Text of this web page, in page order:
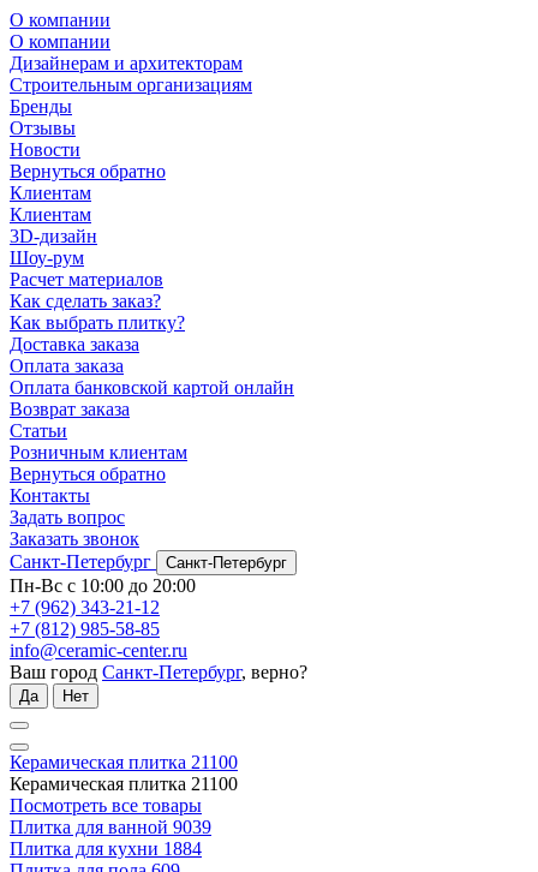
О компании
О компании
Дизайнерам и архитекторам
Строительным организациям
Бренды
Отзывы
Новости
Вернуться обратно
Клиентам
Клиентам
3D-дизайн
Шоу-рум
Расчет материалов
Как сделать заказ?
Как выбрать плитку?
Доставка заказа
Оплата заказа
Оплата банковской картой онлайн
Возврат заказа
Статьи
Розничным клиентам
Вернуться обратно
Контакты
Задать вопрос
Заказать звонок
Санкт-Петербург
Санкт-Петербург
Пн-Вс с 10:00 до 20:00
+7 (962) 343-21-12
+7 (812) 985-58-85
info@ceramic-center.ru
Ваш город Санкт-Петербург, верно?
Да Нет
Керамическая плитка 21100
Керамическая плитка 21100
Посмотреть все товары
Плитка для ванной 9039
Плитка для кухни 1884